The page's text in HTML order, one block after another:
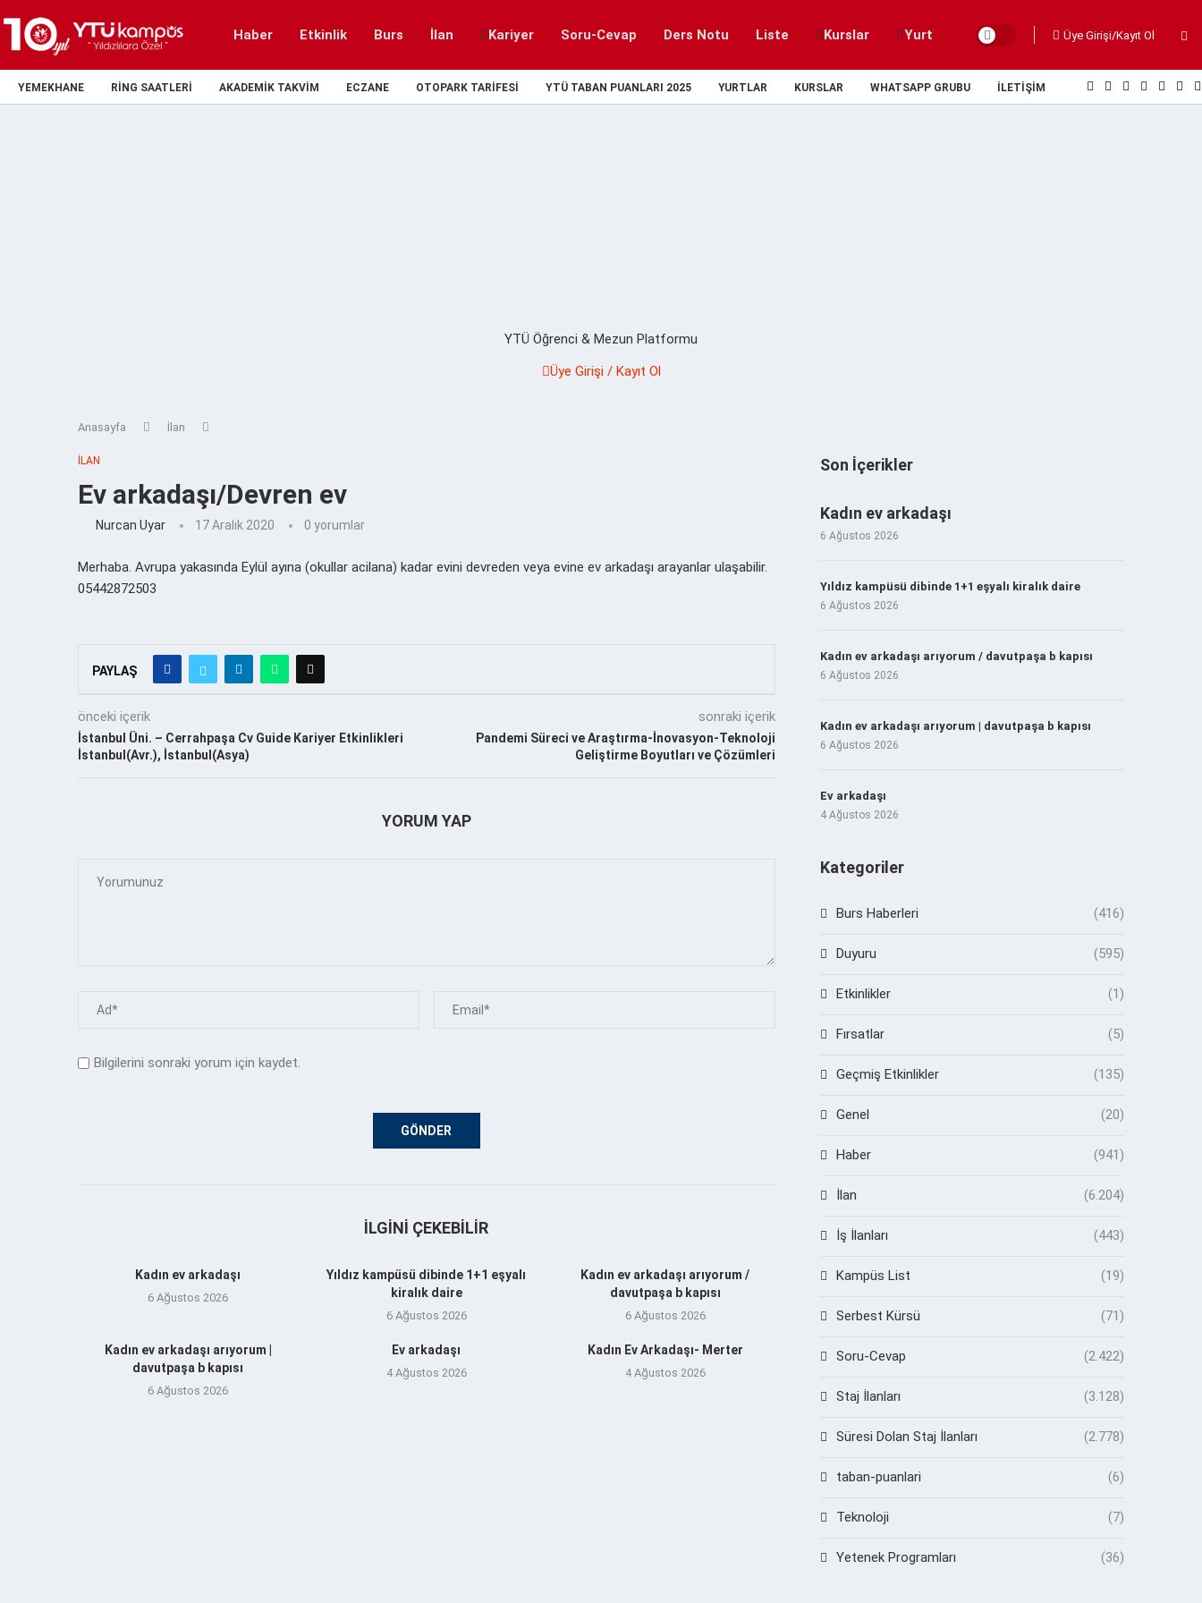
Haber Etkinlik Burs İlan Kariyer Soru-Cevap Ders Notu Liste Kurslar Yurt Üye Girişi/Kayıt Ol
YEMEKHANE RING SAATLERI AKADEMIK TAKVIM ECZANE OTOPARK TARIFESI YTÜ TABAN PUANLARI 2025 YURTLAR KURSLAR WHATSAPP GRUBU İLETIŞIM
YTÜ Öğrenci & Mezun Platformu
Üye Girişi / Kayıt Ol
Anasayfa İlan
İLAN
Ev arkadaşı/Devren ev
Nurcan Uyar 17 Aralık 2020 0 yorumlar
Merhaba. Avrupa yakasında Eylül ayına (okullar acilana) kadar evini devreden veya evine ev arkadaşı arayanlar ulaşabilir.
05442872503
PAYLAŞ
önceki içerik
İstanbul Üni. – Cerrahpaşa Cv Guide Kariyer Etkinlikleri
İstanbul(Avr.), İstanbul(Asya)
sonraki içerik
Pandemi Süreci ve Araştırma-İnovasyon-Teknoloji
Geliştirme Boyutları ve Çözümleri
YORUM YAP
Bilgilerini sonraki yorum için kaydet.
İLGINI ÇEKEBILIR
Kadın ev arkadaşı
6 Ağustos 2026
Yıldız kampüsü dibinde 1+1 eşyalı
kiralık daire
6 Ağustos 2026
Kadın ev arkadaşı arıyorum /
davutpaşa b kapısı
6 Ağustos 2026
Kadın ev arkadaşı arıyorum |
davutpaşa b kapısı
6 Ağustos 2026
Ev arkadaşı
4 Ağustos 2026
Kadın Ev Arkadaşı- Merter
4 Ağustos 2026
Son İçerikler
Kadın ev arkadaşı
6 Ağustos 2026
Yıldız kampüsü dibinde 1+1 eşyalı kiralık daire
6 Ağustos 2026
Kadın ev arkadaşı arıyorum / davutpaşa b kapısı
6 Ağustos 2026
Kadın ev arkadaşı arıyorum | davutpaşa b kapısı
6 Ağustos 2026
Ev arkadaşı
4 Ağustos 2026
Kategoriler
Burs Haberleri (416)
Duyuru (595)
Etkinlikler (1)
Fırsatlar (5)
Geçmiş Etkinlikler (135)
Genel (20)
Haber (941)
İlan (6.204)
İş İlanları (443)
Kampüs List (19)
Serbest Kürsü (71)
Soru-Cevap (2.422)
Staj İlanları (3.128)
Süresi Dolan Staj İlanları (2.778)
taban-puanlari (6)
Teknoloji (7)
Yetenek Programları (36)